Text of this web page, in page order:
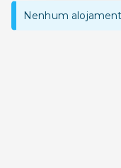
Nenhum